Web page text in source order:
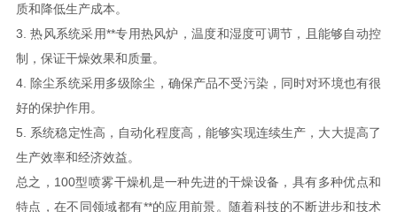
质和降低生产成本。
3. 热风系统采用**专用热风炉，温度和湿度可调节，且能够自动控
制，保证干燥效果和质量。
4. 除尘系统采用多级除尘，确保产品不受污染，同时对环境也有很
好的保护作用。
5. 系统稳定性高，自动化程度高，能够实现连续生产，大大提高了
生产效率和经济效益。
总之，100型喷雾干燥机是一种先进的干燥设备，具有多种优点和
特点，在不同领域都有**的应用前景。随着科技的不断进步和技术